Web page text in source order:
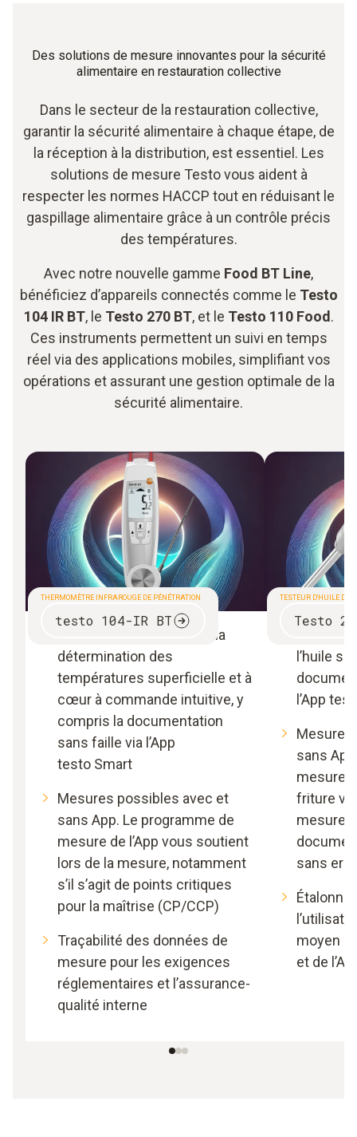
Des solutions de mesure innovantes pour la sécurité
alimentaire en restauration collective
Dans le secteur de la restauration collective,
garantir la sécurité alimentaire à chaque étape, de
la réception à la distribution, est essentiel. Les
solutions de mesure Testo vous aident à
respecter les normes HACCP tout en réduisant le
gaspillage alimentaire grâce à un contrôle précis
des températures.
Avec notre nouvelle gamme Food BT Line,
bénéficiez d’appareils connectés comme le Testo
104 IR BT, le Testo 270 BT, et le Testo 110 Food .
Ces instruments permettent un suivi en temps
réel via des applications mobiles, simplifiant vos
opérations et assurant une gestion optimale de la
sécurité alimentaire.
THERMOMÈTRE INFRAROUGE DE PÉNÉTRATION
testo 104-IR BT
Appareil de mesure pour la
détermination des
températures superficielle et à
cœur à commande intuitive, y
compris la documentation
sans faille via l’App
testo Smart
Mesures possibles avec et
sans App. Le programme de
mesure de l’App vous soutient
lors de la mesure, notamment
s’il s’agit de points critiques
pour la maîtrise (CP/CCP)
Traçabilité des données de
mesure pour les exigences
réglementaires et l’assurance-
qualité interne
TESTEUR D'HUILE DE
Testo
l’huile
l’App
Mesures
sans
mesure
friture
mesure
sans
moyen
et de